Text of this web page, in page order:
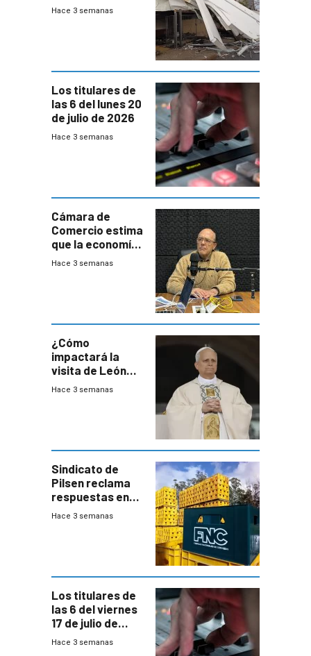
sábado con
Hace 3 semanas
Los titulares de
las 6 del lunes 20
de julio de 2026
Hace 3 semanas
Cámara de
Comercio estima
que la economía
crecerá 1,6%
Hace 3 semanas
¿Cómo
impactará la
visita de León
XIV a Uruguay?
Hace 3 semanas
Sindicato de
Pilsen reclama
respuestas en
medio de
Hace 3 semanas
Los titulares de
las 6 del viernes
17 de julio de
2026
Hace 3 semanas